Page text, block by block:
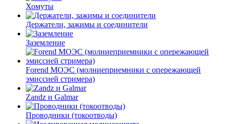
Хомуты
Держатели, зажимы и соединители
Заземление
Forend МОЭС (молниеприемники с опережающей
эмиссией стримера)
Zandz и Galmar
Проводники (токоотводы)